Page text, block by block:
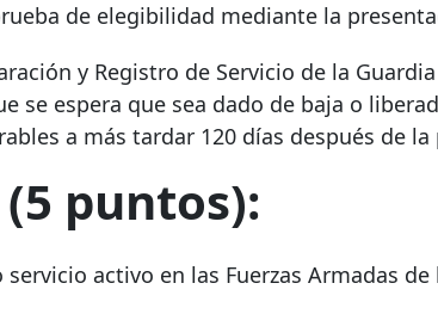
de elegibilidad mediante la
y Registro de Servicio de la
se espera que sea dado de baja o
a más tardar 120 días después de
puntos):
activo en las Fuerzas Armadas de